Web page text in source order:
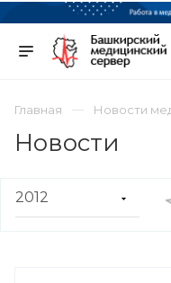
Главная Новости
Новости